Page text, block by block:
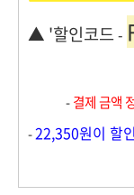
▲ '할인코드-
-결제 금액
-22,350원이 할인